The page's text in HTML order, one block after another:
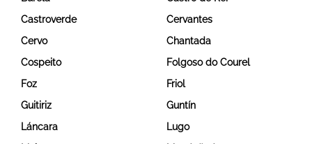
Castroverde
Cervantes
Cervo
Chantada
Cospeito
Folgoso do Courel
Foz
Friol
Guitiriz
Guntín
Láncara
Lugo